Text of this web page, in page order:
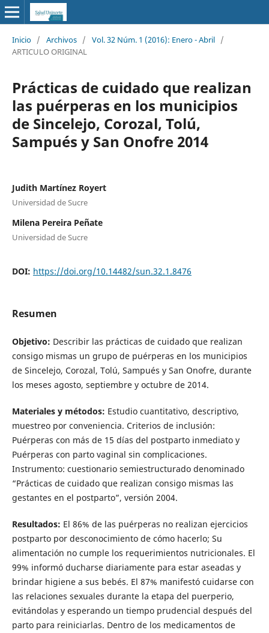
Inicio / Archivos / Vol. 32 Núm. 1 (2016): Enero - Abril /
ARTICULO ORIGINAL
Prácticas de cuidado que realizan
las puérperas en los municipios
de Sincelejo, Corozal, Tolú,
Sampués y San Onofre 2014
Judith Martínez Royert
Universidad de Sucre
Milena Pereira Peñate
Universidad de Sucre
DOI: https://doi.org/10.14482/sun.32.1.8476
Resumen
Objetivo: Describir las prácticas de cuidado que realizan
consigo mismas un grupo de puérperas en los municipios
de Sincelejo, Corozal, Tolú, Sampués y San Onofre, durante
los meses agosto, septiembre y octubre de 2014.
Materiales y métodos: Estudio cuantitativo, descriptivo,
muestreo por conveniencia. Criterios de inclusión:
Puérperas con más de 15 días del postparto inmediato y
Puérperas con parto vaginal sin complicaciones.
Instrumento: cuestionario semiestructurado denominado
“Prácticas de cuidado que realizan consigo mismas las
gestantes en el postparto”, versión 2004.
Resultados: El 86% de las puérperas no realizan ejercicios
postparto por desconocimiento de cómo hacerlo; Su
alimentación no cumple los requerimientos nutricionales. El
99% informó ducharse diariamente para estar aseadas y
brindar higiene a sus bebés. El 87% manifestó cuidarse con
las relaciones sexuales durante la etapa del puerperio,
evitándolas y esperando un tiempo prudencial después del
parto para reiniciarlas. Dentro de los medicamentos de